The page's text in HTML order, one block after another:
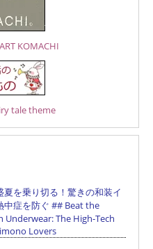
KOMACHI
tale theme